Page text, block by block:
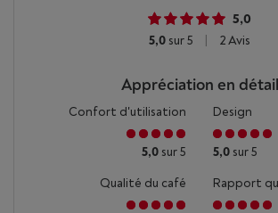
5,0
5,0 sur 5 2 Avis
Appréciation en détail
Confort d'utilisation
5,0 sur 5
Design
5,0 sur 5
Qualité du café Rapport